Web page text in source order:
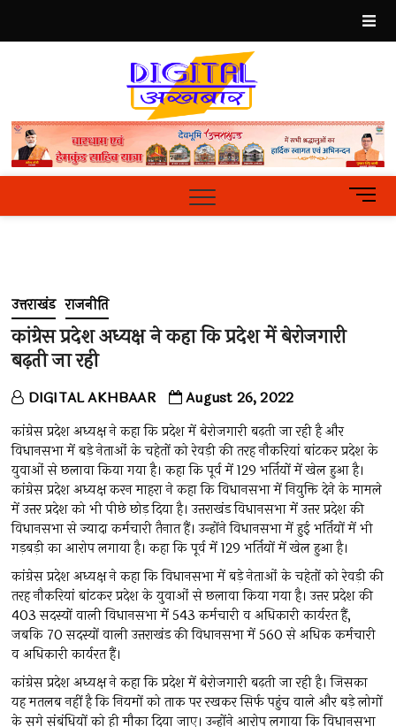
content
Hindi
News
PortalM
e
उत्तराखंड राजनीति
कांग्रेस प्रदेश अध्यक्ष ने कहा कि प्रदेश में बेरोजगारी
बढ़ती जा रही
DIGITAL AKHBAAR August 26, 2022
कांग्रेस प्रदेश अध्यक्ष ने कहा कि प्रदेश में बेरोजगारी बढ़ती जा रही है और
विधानसभा में बड़े नेताओं के चहेतों को रेवड़ी की तरह नौकरियां बांटकर प्रदेश के
युवाओं से छलावा किया गया है। कहा कि पूर्व में 129 भर्तियों में खेल हुआ है।
कांग्रेस प्रदेश अध्यक्ष करन माहरा ने कहा कि विधानसभा में नियुक्ति देने के मामले
में उत्तर प्रदेश को भी पीछे छोड़ दिया है। उत्तराखंड विधानसभा में उत्तर प्रदेश की
विधानसभा से ज्यादा कर्मचारी तैनात हैं। उन्होंने विधानसभा में हुई भर्तियों में भी
गड़बड़ी का आरोप लगाया है। कहा कि पूर्व में 129 भर्तियों में खेल हुआ है।
कांग्रेस प्रदेश अध्यक्ष ने कहा कि विधानसभा में बड़े नेताओं के चहेतों को रेवड़ी की
तरह नौकरियां बांटकर प्रदेश के युवाओं से छलावा किया गया है। उत्तर प्रदेश की
403 सदस्यों वाली विधानसभा में 543 कर्मचारी व अधिकारी कार्यरत हैं,
जबकि 70 सदस्यों वाली उत्तराखंड की विधानसभा में 560 से अधिक कर्मचारी
व अधिकारी कार्यरत हैं।
कांग्रेस प्रदेश अध्यक्ष ने कहा कि प्रदेश में बेरोजगारी बढ़ती जा रही है। जिसका
यह मतलब नहीं है कि नियमों को ताक पर रखकर सिर्फ पहुंच वाले और बड़े लोगों
के सगे संबंधियों को ही मौका दिया जाए। उन्होंने आरोप लगाया कि विधानसभा